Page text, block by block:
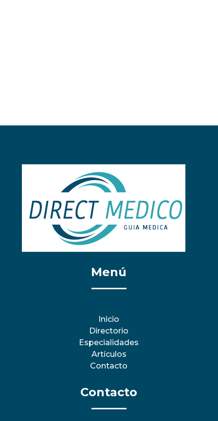
Menú
Inicio
Directorio
Especialidades
Artículos
Contacto
Contacto